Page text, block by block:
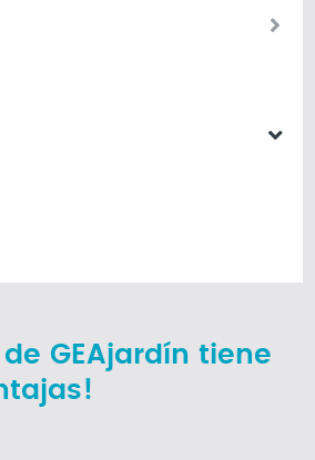
GEAjardín tiene